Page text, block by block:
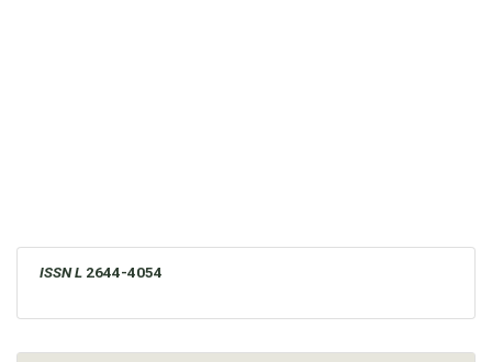
ISSN L 2644-4054